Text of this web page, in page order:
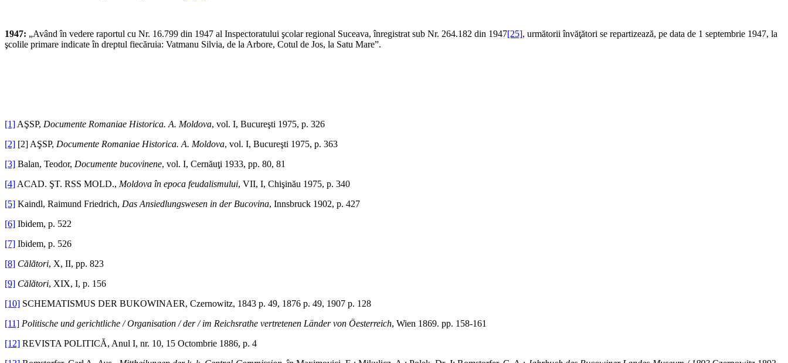
1947: „Având în vedere raportul cu Nr. 16.799 din 1947 al Inspectoratului şcolar regional Suceava, înregistrat sub Nr. 264.182 din 1947[25], următorii învăţători se repartizează, pe data de 1 septembrie 1947, la
şcolile primare indicate în dreptul fiecăruia: Vatmanu Silvia, de la Arbore, Cotul de Jos, la Satu Mare”.
[1] AŞSP, Documente Romaniae Historica. A. Moldova, vol. I, Bucureşti 1975, p. 326
[2] [2] AŞSP, Documente Romaniae Historica. A. Moldova, vol. I, Bucureşti 1975, p. 363
[3] Balan, Teodor, Documente bucovinene, vol. I, Cernăuţi 1933, pp. 80, 81
[4] ACAD. ŞT. RSS MOLD., Moldova în epoca feudalismului, VII, I, Chişinău 1975, p. 340
[5] Kaindl, Raimund Friedrich, Das Ansiedlungswesen in der Bucovina, Innsbruck 1902, p. 427
[6] Ibidem, p. 522
[7] Ibidem, p. 526
[8] Călători, X, II, pp. 823
[9] Călători, XIX, I, p. 156
[10] SCHEMATISMUS DER BUKOWINAER, Czernowitz, 1843 p. 49, 1876 p. 49, 1907 p. 128
[11] Politische und gerichtliche / Organisation / der / im Reichsrathe vertretenen Länder von Öesterreich, Wien 1869. pp. 158-161
[12] REVISTA POLITICĂ, Anul I, nr. 10, 15 Octombrie 1886, p. 4